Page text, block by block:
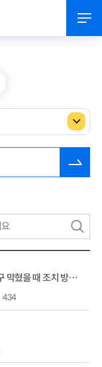
검
색
[배수구] ★ 샤워실 및 세면대 배수구 막혔을 때 조치 방법 ★
434